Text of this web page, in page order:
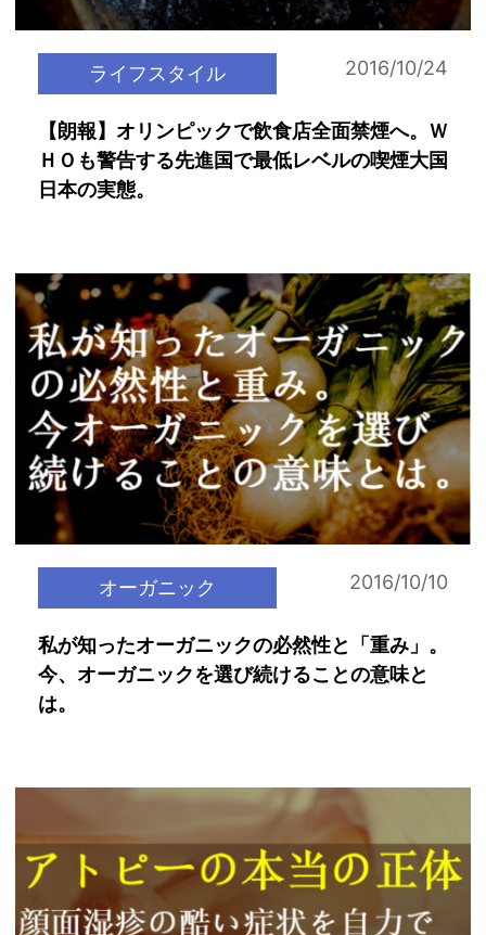
ライフスタイル 2016/10/24
【朗報】オリンピックで飲食店全面禁煙へ。Ｗ
ＨＯも警告する先進国で最低レベルの喫煙大国
日本の実態。
オーガニック 2016/10/10
私が知ったオーガニックの必然性と「重み」。
今、オーガニックを選び続けることの意味と
は。